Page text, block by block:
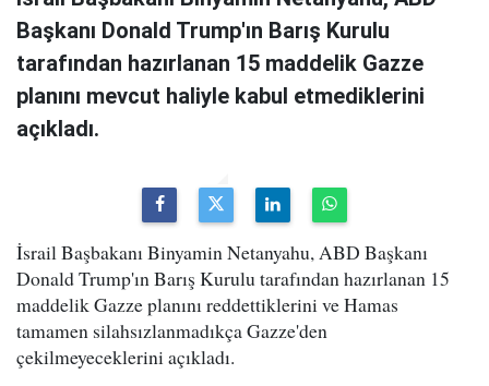
Başkanı Donald Trump'ın Barış Kurulu
tarafından hazırlanan 15 maddelik Gazze
planını mevcut haliyle kabul etmediklerini
açıkladı.
İsrail Başbakanı Binyamin Netanyahu, ABD Başkanı
Donald Trump'ın Barış Kurulu tarafından hazırlanan 15
maddelik Gazze planını reddettiklerini ve Hamas
tamamen silahsızlanmadıkça Gazze'den
çekilmeyeceklerini açıkladı.